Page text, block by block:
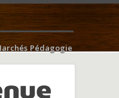
Pédagogie